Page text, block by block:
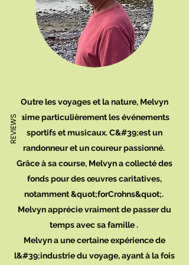
Outre les voyages et la nature, Melvyn
aime particulièrement les événements
sportifs et musicaux. C&#39;est un
randonneur et un coureur passionné.
Grâce à sa course, Melvyn a collecté des
fonds pour des œuvres caritatives,
notamment &quot;forCrohns&quot;.
Melvyn apprécie vraiment de passer du
temps avec sa famille .
Melvyn a une certaine expérience de
l&#39;industrie du voyage, ayant à la fois
REVIEWS